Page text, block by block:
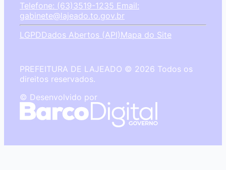
Telefone: (63)3519-1235 Email:
gabinete@lajeado.to.gov.br
LGPDDados Abertos (API)Mapa do Site
PREFEITURA DE LAJEADO © 2026 Todos os
direitos reservados.
© Desenvolvido por